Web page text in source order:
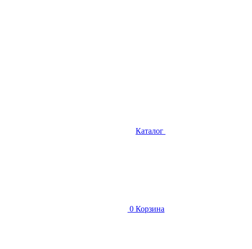
Каталог
0 Корзина